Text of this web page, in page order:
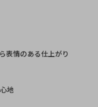
表情のある仕上がり
地